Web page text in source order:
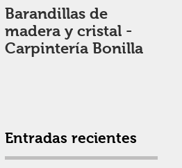
Barandillas de
madera y cristal -
Carpintería Bonilla
Entradas recientes